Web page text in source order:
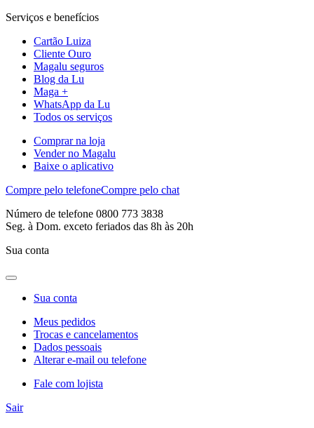
Serviços e benefícios
Cartão Luiza
Cliente Ouro
Magalu seguros
Blog da Lu
Maga +
WhatsApp da Lu
Todos os serviços
Comprar na loja
Vender no Magalu
Baixe o aplicativo
Compre pelo telefoneCompre pelo chat
Número de telefone 0800 773 3838
Seg. à Dom. exceto feriados das 8h às 20h
Sua conta
Sua conta
Meus pedidos
Trocas e cancelamentos
Dados pessoais
Alterar e-mail ou telefone
Fale com lojista
Sair